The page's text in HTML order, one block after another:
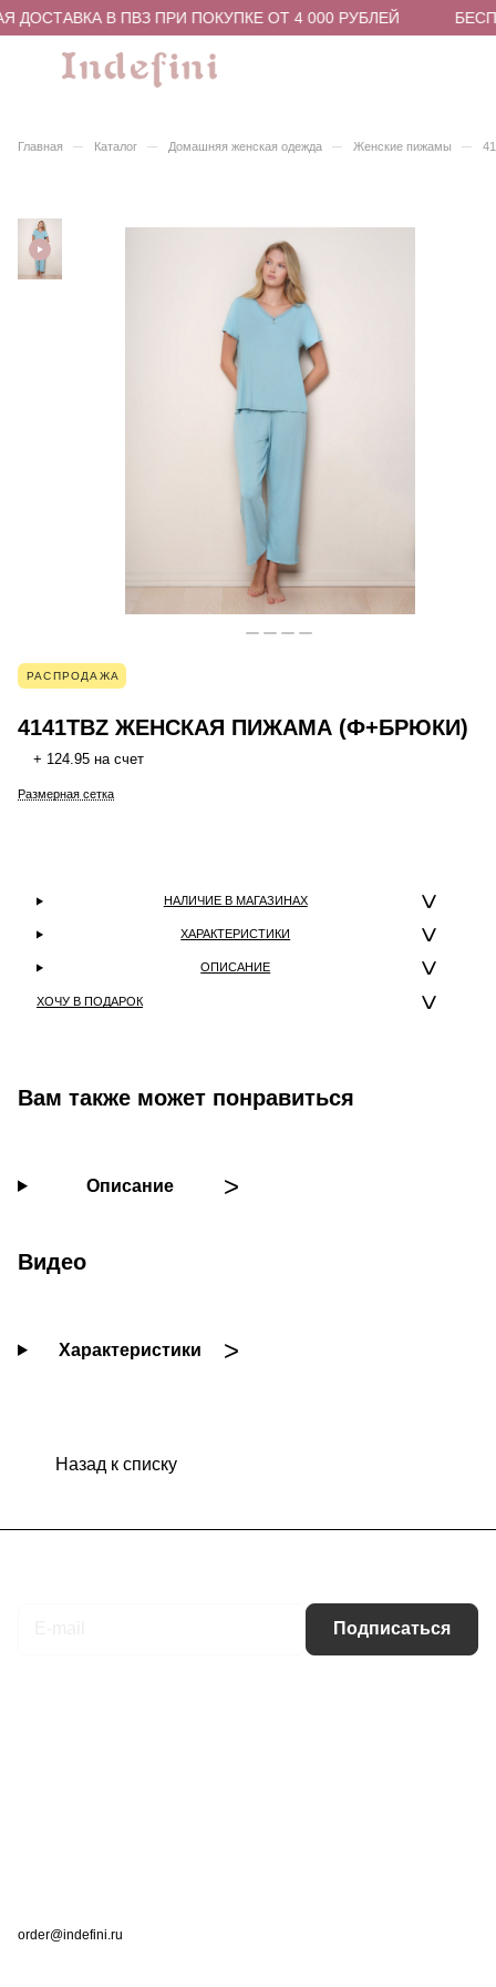
ДОСТАВКА В ПВЗ ПРИ ПОКУПКЕ ОТ 4 000 РУБЛЕЙ
Главная – Каталог – Домашняя женская одежда – Женские пижамы –
РАСПРОДАЖА
4141TBZ ЖЕНСКАЯ ПИЖАМА (Ф+БРЮКИ)
+ 124.95 на счет
Размерная сетка
НАЛИЧИЕ В МАГАЗИНАХ
ХАРАКТЕРИСТИКИ
ОПИСАНИЕ
ХОЧУ В ПОДАРОК
Вам также может понравиться
Описание
Видео
Характеристики
Назад к списку
Подписаться
order@indefini.ru